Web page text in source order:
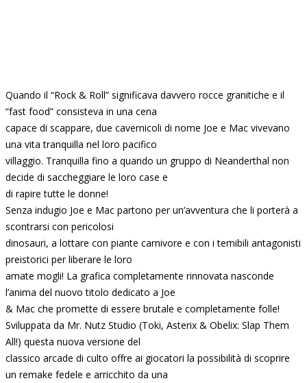
Quando il “Rock & Roll” significava davvero rocce granitiche e il
“fast food” consisteva in una cena
capace di scappare, due cavernicoli di nome Joe e Mac vivevano
una vita tranquilla nel loro pacifico
villaggio. Tranquilla fino a quando un gruppo di Neanderthal non
decide di saccheggiare le loro case e
di rapire tutte le donne!
Senza indugio Joe e Mac partono per un’avventura che li porterà a
scontrarsi con pericolosi
dinosauri, a lottare con piante carnivore e con i temibili antagonisti
preistorici per liberare le loro
amate mogli! La grafica completamente rinnovata nasconde
l’anima del nuovo titolo dedicato a Joe
& Mac che promette di essere brutale e completamente folle!
Sviluppata da Mr. Nutz Studio (Toki, Asterix & Obelix: Slap Them
All!) questa nuova versione del
classico arcade di culto offre ai giocatori la possibilità di scoprire
un remake fedele e arricchito da una